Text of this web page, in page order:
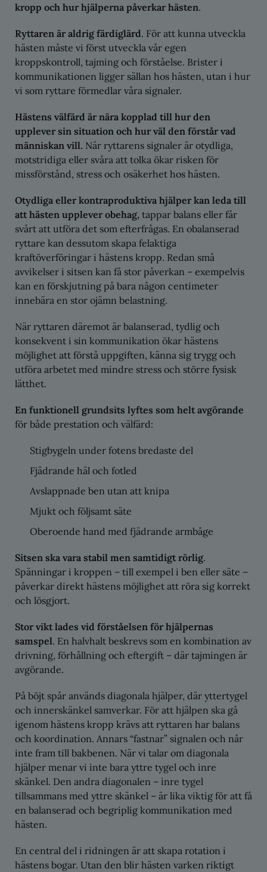
kropp och hur hjälperna påverkar hästen.
Ryttaren är aldrig färdiglärd. För att kunna utveckla
hästen måste vi först utveckla vår egen
kroppskontroll, tajming och förståelse. Brister i
kommunikationen ligger sällan hos hästen, utan i hur
vi som ryttare förmedlar våra signaler.
Hästens välfärd är nära kopplad till hur den
upplever sin situation och hur väl den förstår vad
människan vill. När ryttarens signaler är otydliga,
motstridiga eller svåra att tolka ökar risken för
missförstånd, stress och osäkerhet hos hästen.
Otydliga eller kontraproduktiva hjälper kan leda till
att hästen upplever obehag, tappar balans eller får
svårt att utföra det som efterfrågas. En obalanserad
ryttare kan dessutom skapa felaktiga
kraftöverföringar i hästens kropp. Redan små
avvikelser i sitsen kan få stor påverkan – exempelvis
kan en förskjutning på bara någon centimeter
innebära en stor ojämn belastning.
När ryttaren däremot är balanserad, tydlig och
konsekvent i sin kommunikation ökar hästens
möjlighet att förstå uppgiften, känna sig trygg och
utföra arbetet med mindre stress och större fysisk
lätthet.
En funktionell grundsits lyftes som helt avgörande
för både prestation och välfärd:
Stigbygeln under fotens bredaste del
Fjädrande häl och fotled
Avslappnade ben utan att knipa
Mjukt och följsamt säte
Oberoende hand med fjädrande armbåge
Sitsen ska vara stabil men samtidigt rörlig.
Spänningar i kroppen – till exempel i ben eller säte –
påverkar direkt hästens möjlighet att röra sig korrekt
och lösgjort.
Stor vikt lades vid förståelsen för hjälpernas
samspel. En halvhalt beskrevs som en kombination av
drivning, förhållning och eftergift – där tajmingen är
avgörande.
På böjt spår används diagonala hjälper, där yttertygel
och innerskänkel samverkar. För att hjälpen ska gå
igenom hästens kropp krävs att ryttaren har balans
och koordination. Annars “fastnar” signalen och når
inte fram till bakbenen. När vi talar om diagonala
hjälper menar vi inte bara yttre tygel och inre
skänkel. Den andra diagonalen – inre tygel
tillsammans med yttre skänkel – är lika viktig för att få
en balanserad och begriplig kommunikation med
hästen.
En central del i ridningen är att skapa rotation i
hästens bogar. Utan den blir hästen varken riktigt